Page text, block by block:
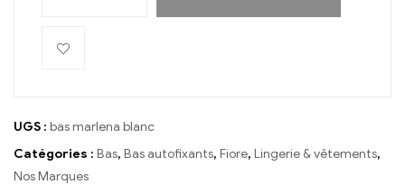
UGS : bas marlena blanc
Catégories : Bas, Bas autofixants, Fiore, Lingerie & vêtements,
Nos Marques